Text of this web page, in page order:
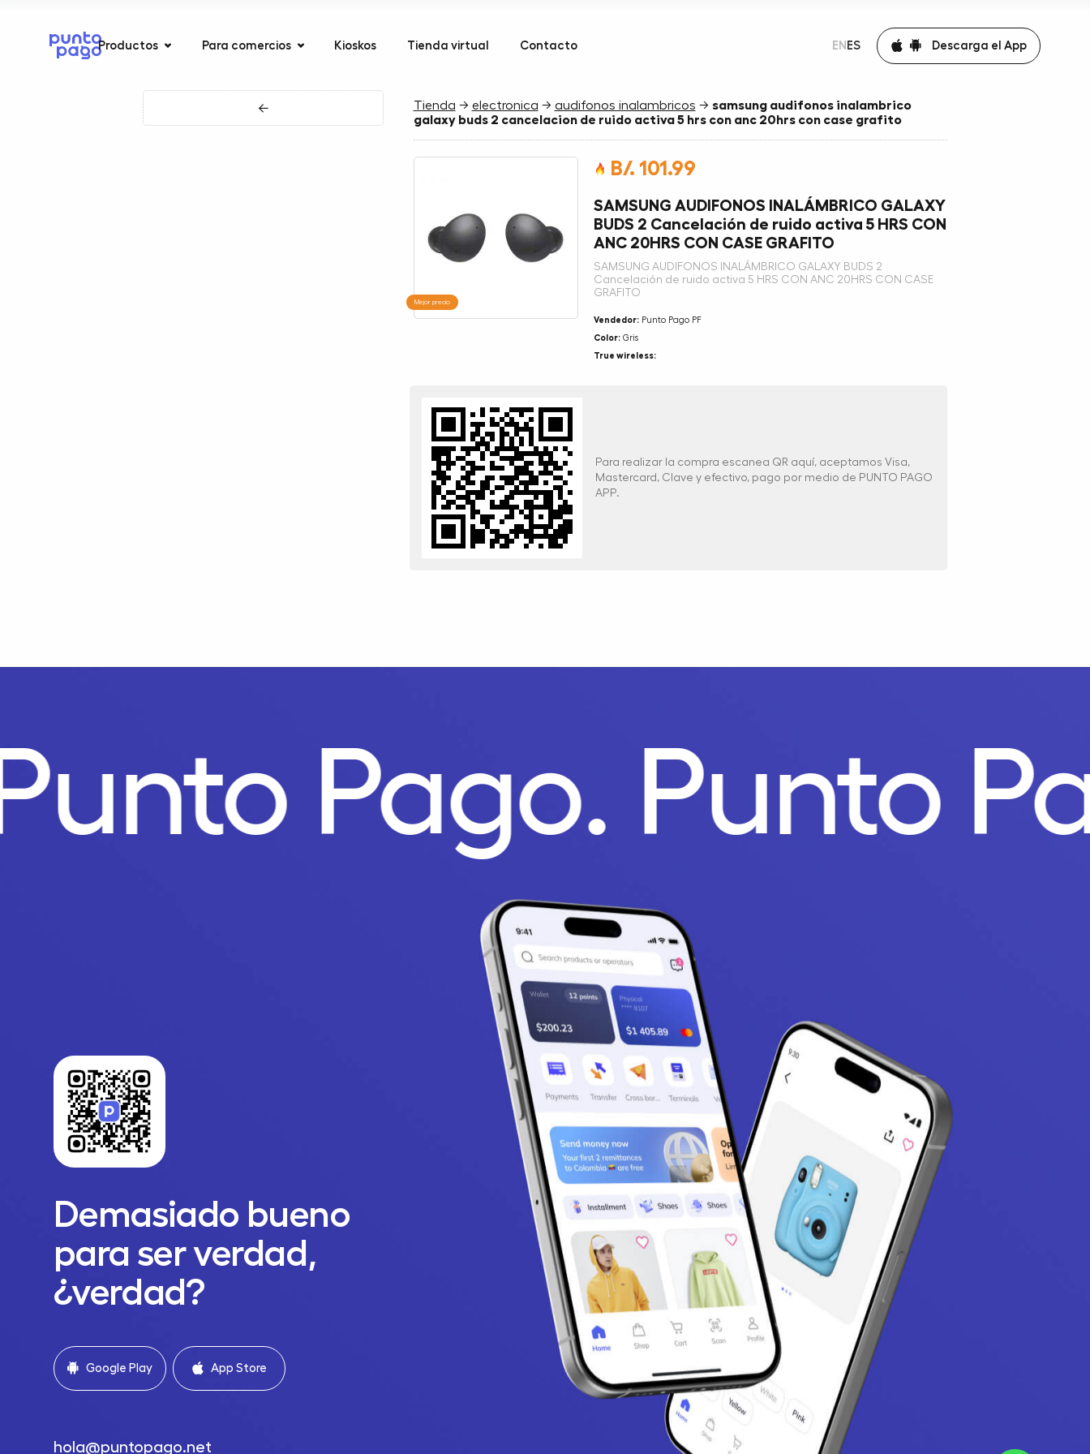
Productos Para comercios Kioskos Tienda virtual Contacto EN ES Descarga el App
← Tienda → electronica → audifonos inalambricos → samsung audifonos inalambrico
galaxy buds 2 cancelacion de ruido activa 5 hrs con anc 20hrs con case grafito
Mejor precio
B/. 101.99
SAMSUNG AUDIFONOS INALÁMBRICO GALAXY
BUDS 2 Cancelación de ruido activa 5 HRS CON
ANC 20HRS CON CASE GRAFITO
SAMSUNG AUDIFONOS INALÁMBRICO GALAXY BUDS 2
Cancelación de ruido activa 5 HRS CON ANC 20HRS CON CASE
GRAFITO
Vendedor:Punto Pago PF
Color:Gris
True wireless:
Para realizar la compra escanea QR aquí, aceptamos Visa,
Mastercard, Clave y efectivo, pago por medio de PUNTO PAGO
APP.
Punto Pago. Punto
Demasiado bueno
para ser verdad,
¿verdad?
Google Play App Store
hola@puntopago.net